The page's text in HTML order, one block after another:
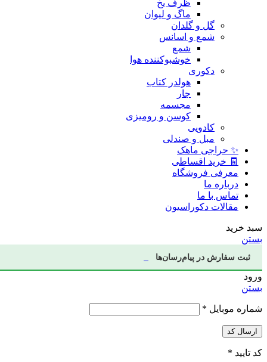
ظرف یخ
ماگ و لیوان
گل و گلدان
شمع و اسانس
شمع
خوشبوکننده هوا
دکوری
هولدر کتاب
جار
مجسمه
کوسن و رومیزی
کادویی
مبل و صندلی
✨ حراجی ماهک
🧾 خرید اقساطی
معرفی فروشگاه
درباره ما
تماس با ما
مقالات دکوراسیون
سبد خرید
بستن
ثبت سفارش در پیام‌رسان‌ها
ورود
بستن
شماره موبایل *
ارسال کد
کد تایید *